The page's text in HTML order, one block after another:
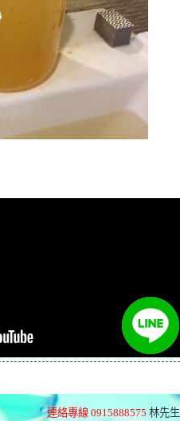
連絡專線 0915888575 林先生